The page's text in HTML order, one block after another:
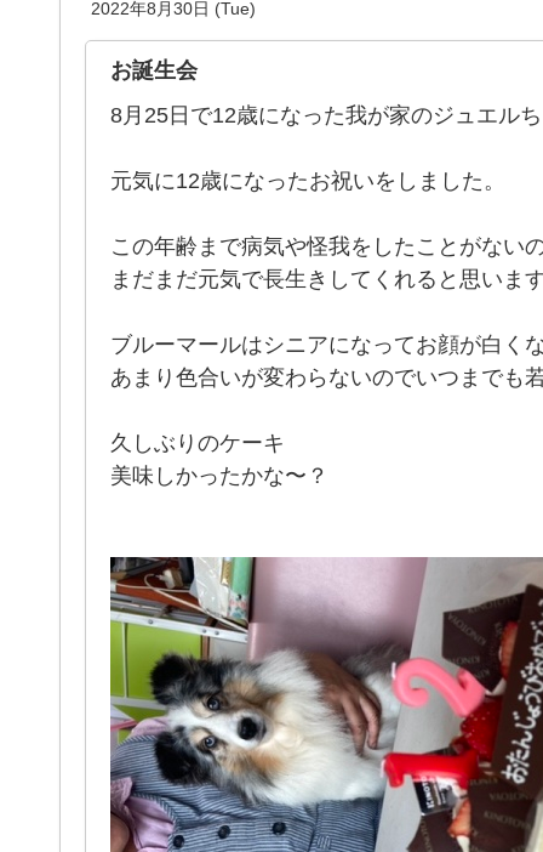
2022年8月30日 (Tue)
お誕生会
8月25日で12歳になった我が家のジュエル
元気に12歳になったお祝いをしました。
この年齢まで病気や怪我をしたことがない
まだまだ元気で長生きしてくれると思いま
ブルーマールはシニアになってお顔が白く
あまり色合いが変わらないのでいつまでも
久しぶりのケーキ
美味しかったかな〜？